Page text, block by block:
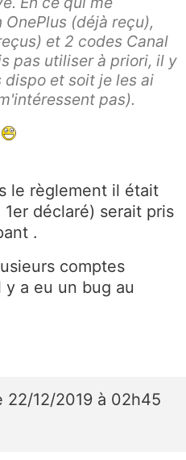
(déjà reçu),
et 2 codes Canal
pas utiliser à priori, il y
et soit je les ai
pas).
le règlement il était
déclaré) serait pris
.
comptes
a eu un bug au
22/12/2019 à 02h45